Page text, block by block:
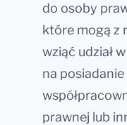
do osoby
które mogą z
wziąć udział
na
prawnej lub